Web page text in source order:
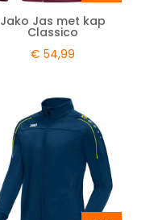
Jako Jas met kap
Classico
€ 54,99